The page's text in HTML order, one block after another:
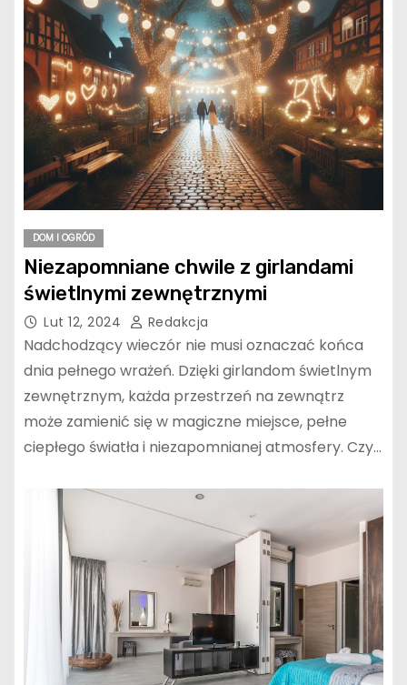
DOM I OGRÓD
Niezapomniane chwile z girlandami
świetlnymi zewnętrznymi
Lut 12, 2024 Redakcja
Nadchodzący wieczór nie musi oznaczać końca
dnia pełnego wrażeń. Dzięki girlandom świetlnym
zewnętrznym, każda przestrzeń na zewnątrz
może zamienić się w magiczne miejsce, pełne
ciepłego światła i niezapomnianej atmosfery. Czy…